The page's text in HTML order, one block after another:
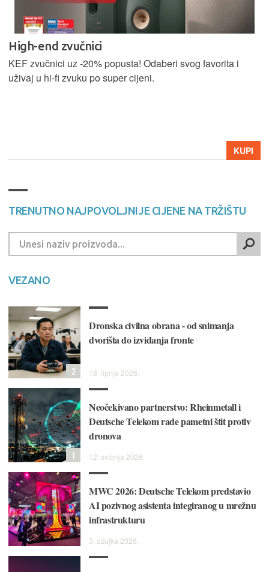
High-end zvučnici
KEF zvučnici uz -20% popusta! Odaberi svog favorita i
uživaj u hi-fi zvuku po super cijeni.
KUPI
TRENUTNO NAJPOVOLJNIJE CIJENE NA TRŽIŠTU
VEZANO
Dronska civilna obrana - od snimanja
dvorišta do izviđanja fronte
18. lipnja 2026.
2
Neočekivano partnerstvo: Rheinmetall i
Deutsche Telekom rade pametni štit protiv
dronova
12. svibnja 2026.
1
MWC 2026: Deutsche Telekom predstavio
AI pozivnog asistenta integiranog u mrežnu
infrastrukturu
3. ožujka 2026.